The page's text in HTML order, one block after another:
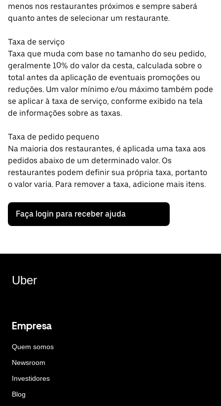
menos nos restaurantes próximos e sempre saberá
quanto antes de selecionar um restaurante.
Taxa de serviço
Taxa que muda com base no tamanho do seu pedido,
geralmente 10% do valor da cesta, calculada sobre o
total antes da aplicação de eventuais promoções ou
reduções. Um valor mínimo e/ou máximo também pode
se aplicar à taxa de serviço, conforme exibido na tela
de informações sobre as taxas.
Taxa de pedido pequeno
Na maioria dos restaurantes, é aplicada uma taxa aos
pedidos abaixo de um determinado valor. Os
restaurantes podem definir sua própria taxa, portanto
o valor varia. Para remover a taxa, adicione mais itens.
Faça login para receber ajuda
Uber
Empresa
Quem somos
Newsroom
Investidores
Blog